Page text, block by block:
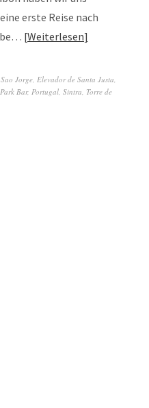
erste Reise nach
Weiterlesen
Jorge, Elevador de Santa Justa,
Park Bar, Portugal, Sintra, Torre de